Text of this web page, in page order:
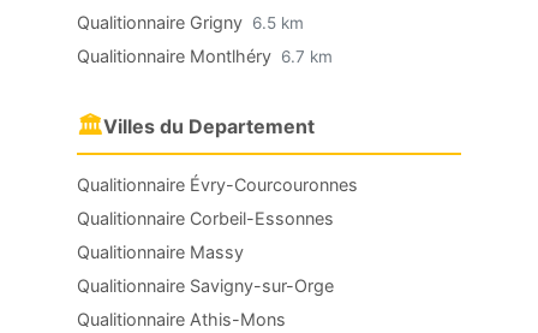
Qualitionnaire Grigny 6.5 km
Qualitionnaire Montlhéry 6.7 km
🏛Villes du Departement
Qualitionnaire Évry-Courcouronnes
Qualitionnaire Corbeil-Essonnes
Qualitionnaire Massy
Qualitionnaire Savigny-sur-Orge
Qualitionnaire Athis-Mons